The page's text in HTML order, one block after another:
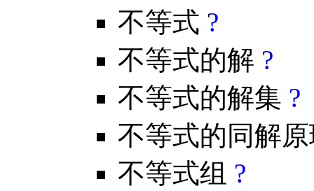
不等式 ?
不等式的解 ?
不等式的解集 ?
不等式的同解
不等式组 ?